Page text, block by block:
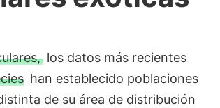
los datos más recientes
han establecido poblaciones
de su área de distribución